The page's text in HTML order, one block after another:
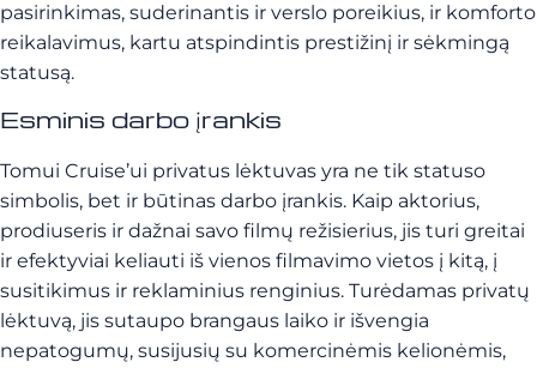
pasirinkimas, suderinantis ir verslo poreikius, ir komforto
reikalavimus, kartu atspindintis prestižinį ir sėkmingą
statusą.
Esminis darbo įrankis
Tomui Cruise’ui privatus lėktuvas yra ne tik statuso
simbolis, bet ir būtinas darbo įrankis. Kaip aktorius,
prodiuseris ir dažnai savo filmų režisierius, jis turi greitai
ir efektyviai keliauti iš vienos filmavimo vietos į kitą, į
susitikimus ir reklaminius renginius. Turėdamas privatų
lėktuvą, jis sutaupo brangaus laiko ir išvengia
nepatogumų, susijusių su komercinėmis kelionėmis,